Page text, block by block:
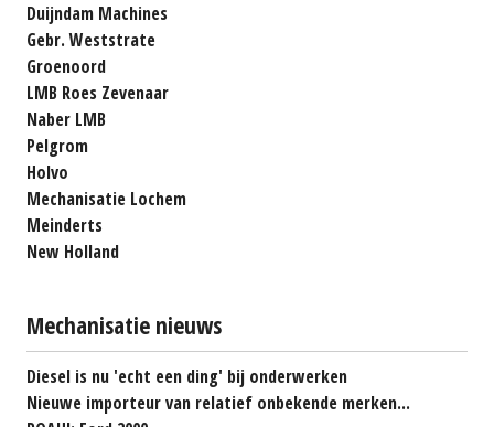
Duijndam Machines
Gebr. Weststrate
Groenoord
LMB Roes Zevenaar
Naber LMB
Pelgrom
Holvo
Mechanisatie Lochem
Meinderts
New Holland
Mechanisatie nieuws
Diesel is nu 'echt een ding' bij onderwerken
Nieuwe importeur van relatief onbekende merken...